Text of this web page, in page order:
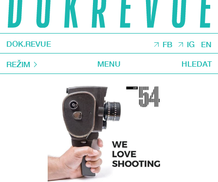
DOK.REVUE FB IG EN
REŽIM MENU HLEDAT